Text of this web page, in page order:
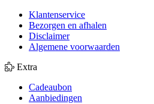
Klantenservice
Bezorgen en afhalen
Disclaimer
Algemene voorwaarden
Extra
Cadeaubon
Aanbiedingen